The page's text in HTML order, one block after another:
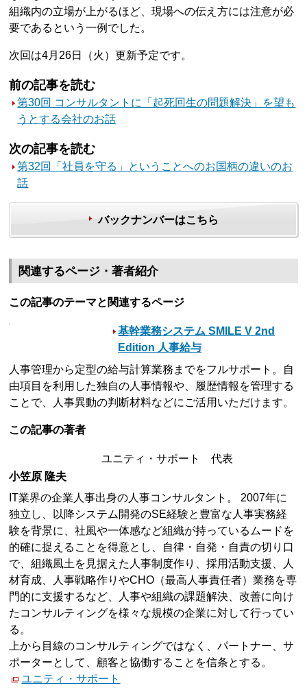
組織内の立場が上がるほど、現場への伝え方には注意が必
要であるという一例でした。
次回は4月26日（火）更新予定です。
前の記事を読む
第30回 コンサルタントに「起死回生の問題解決」を望も
うとする会社のお話
次の記事を読む
第32回「社員を守る」ということへのお国柄の違いのお
話
バックナンバーはこちら
関連するページ・著者紹介
この記事のテーマと関連するページ
基幹業務システム SMILE V 2nd
Edition 人事給与
人事管理から定型の給与計算業務までをフルサポート。自
由項目を利用した独自の人事情報や、履歴情報を管理する
ことで、人事異動の判断材料などにご活用いただけます。
この記事の著者
ユニティ・サポート 代表
小笠原 隆夫
IT業界の企業人事出身の人事コンサルタント。 2007年に
独立し、以降システム開発のSE経験と豊富な人事実務経
験を背景に、社風や一体感など組織が持っているムードを
的確に捉えることを得意とし、自律・自発・自責の切り口
で、組織風土を見据えた人事制度作り、採用活動支援、人
材育成、人事戦略作りやCHO（最高人事責任者）業務を専
門的に支援するなど、人事や組織の課題解決、改善に向け
たコンサルティングを様々な規模の企業に対して行ってい
る。
上から目線のコンサルティングではなく、パートナー、サ
ポーターとして、顧客と協働することを信条とする。
ユニティ・サポート